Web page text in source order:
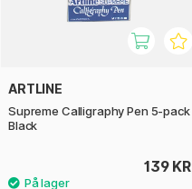
ARTLINE
Supreme Calligraphy Pen 5-pack
Black
139 KR